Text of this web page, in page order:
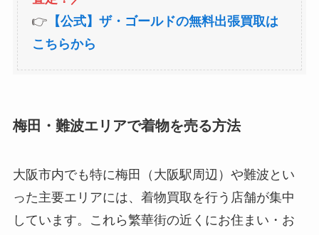
👉 【公式】ザ・ゴールドの無料出張買取は
こちらから
梅田・難波エリアで着物を売る方法
大阪市内でも特に梅田（大阪駅周辺）や難波とい
った主要エリアには、着物買取を行う店舗が集中
しています。これら繁華街の近くにお住まい・お